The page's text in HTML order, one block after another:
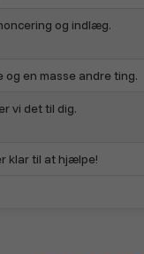
og indlæg.
en masse andre ting.
vi det til dig.
klar til at hjælpe!